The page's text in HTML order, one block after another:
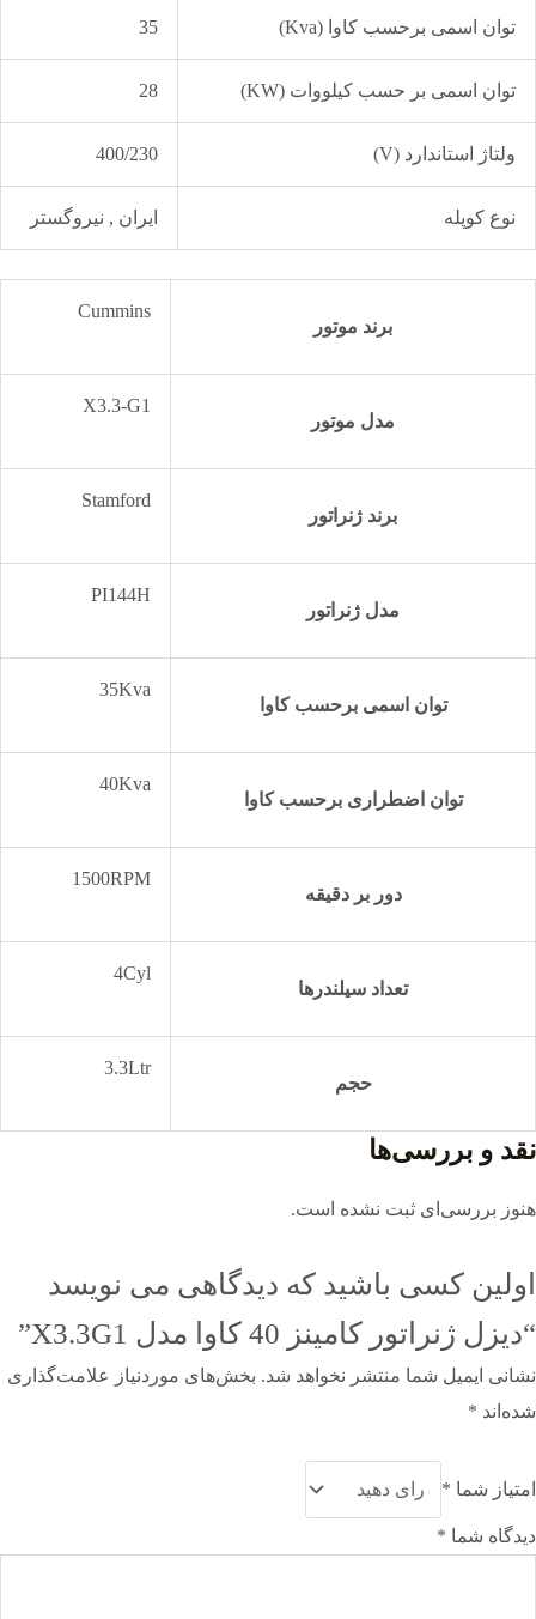
توان اسمی برحسب کاوا (Kva) 35
توان اسمی بر حسب کیلووات (KW) 28
ولتاژ استاندارد (V) 400/230
نوع کوپله ایران , نیروگستر
برند موتور
Cummins
مدل موتور
X3.3-G1
برند ژنراتور
Stamford
مدل ژنراتور
PI144H
توان اسمی برحسب کاوا
35Kva
توان اضطراری برحسب کاوا
40Kva
دور بر دقیقه
1500RPM
تعداد سیلندرها
4Cyl
حجم
3.3Ltr
نقد و بررسی‌ها
هنوز بررسی‌ای ثبت نشده است.
اولین کسی باشید که دیدگاهی می نویسد
“دیزل ژنراتور کامینز 40 کاوا مدل X3.3G1”
نشانی ایمیل شما منتشر نخواهد شد. بخش‌های موردنیاز علامت‌گذاری
شده‌اند *
امتیاز شما *
دیدگاه شما *